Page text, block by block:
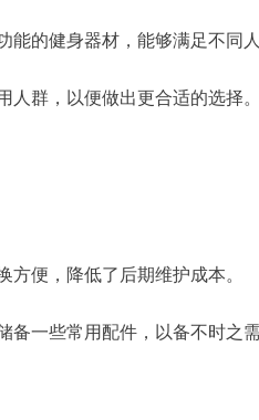
的健身器材，能够满足不同
群，以便做出更合适的选择。
便，降低了后期维护成本。
一些常用配件，以备不时之需